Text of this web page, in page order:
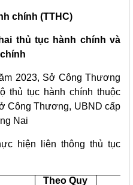
chính (TTHC)
thủ tục hành chính và
2023, Sở Công Thương
thủ tục hành chính thuộc
Công Thương, UBND cấp
Nai
hiện liên thông thủ tục
Theo Quy